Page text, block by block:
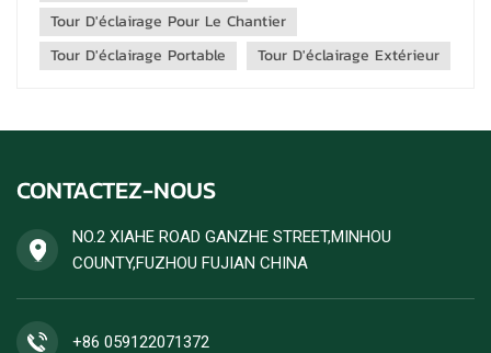
Tour D'éclairage Pour Le Chantier
Tour D'éclairage Portable
Tour D'éclairage Extérieur
CONTACTEZ-NOUS
NO.2 XIAHE ROAD GANZHE STREET,MINHOU
COUNTY,FUZHOU FUJIAN CHINA
+86 059122071372